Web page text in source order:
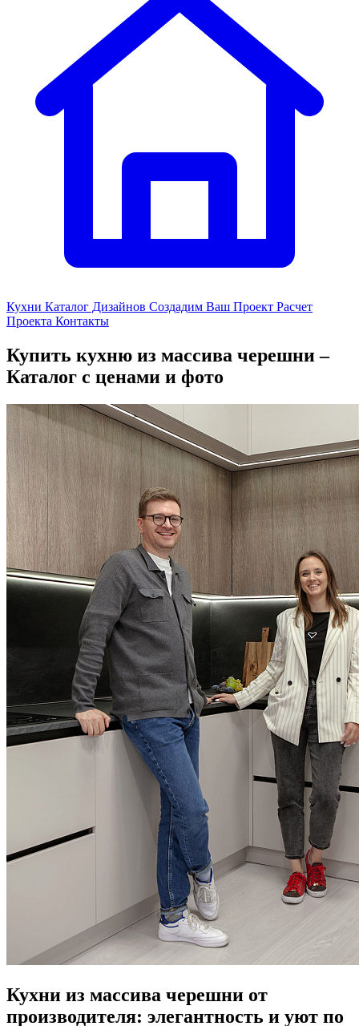
Кухни Каталог Дизайнов Создадим Ваш Проект Расчет
Проекта Контакты
Купить кухню из массива черешни –
Каталог с ценами и фото
Кухни из массива черешни от
производителя: элегантность и уют по